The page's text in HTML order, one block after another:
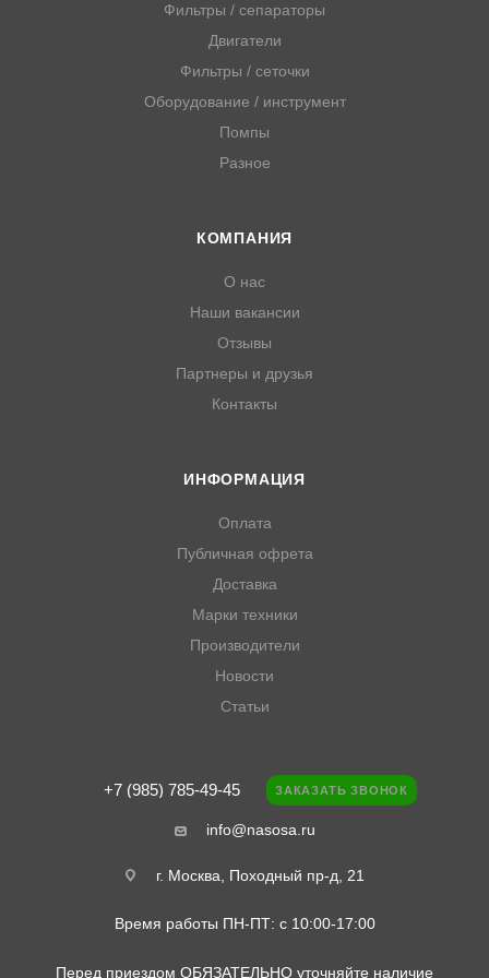
Фильтры / сепараторы
Двигатели
Фильтры / сеточки
Оборудование / инструмент
Помпы
Разное
КОМПАНИЯ
О нас
Наши вакансии
Отзывы
Партнеры и друзья
Контакты
ИНФОРМАЦИЯ
Оплата
Публичная офрета
Доставка
Марки техники
Производители
Новости
Статьи
+7 (985) 785-49-45 ЗАКАЗАТЬ ЗВОНОК
info@nasosa.ru
г. Москва, Походный пр-д, 21
Время работы ПН-ПТ: с 10:00-17:00
Перед приездом ОБЯЗАТЕЛЬНО уточняйте наличие